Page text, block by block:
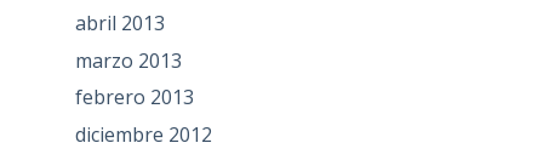
abril 2013
marzo 2013
febrero 2013
diciembre 2012